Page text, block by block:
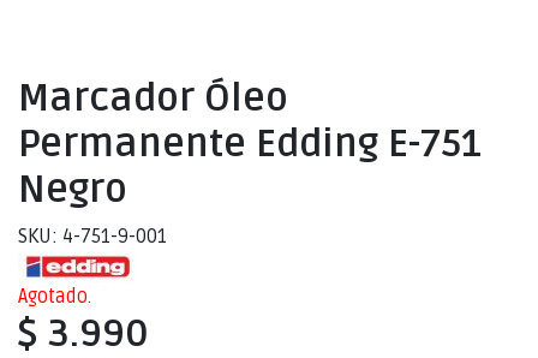
Marcador Óleo
Permanente Edding E-751
Negro
SKU: 4-751-9-001
Agotado.
$ 3.990